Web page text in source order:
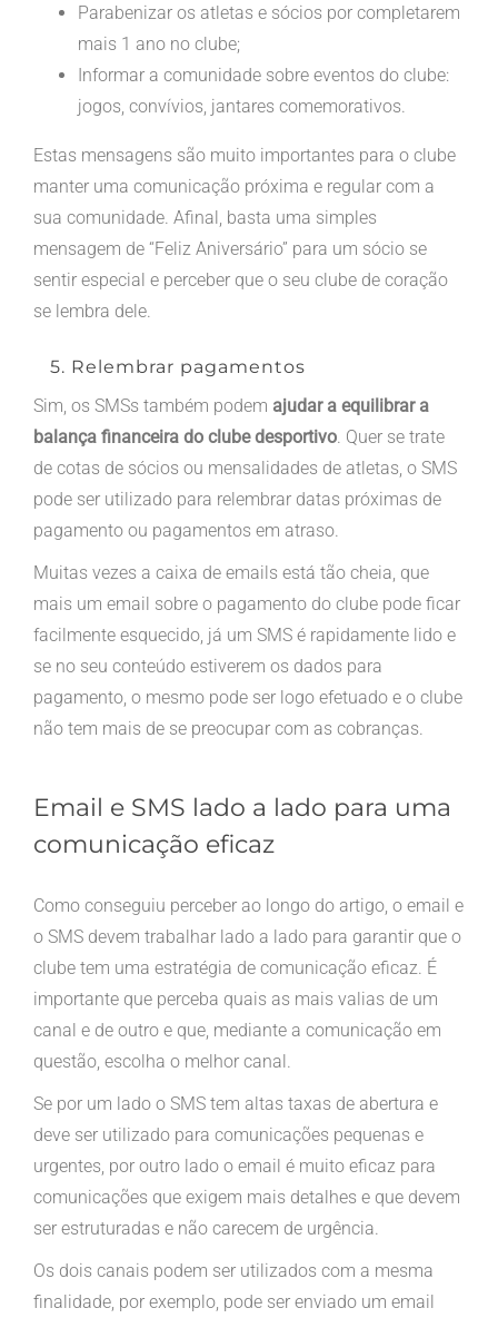
Parabenizar os atletas e sócios por completarem
mais 1 ano no clube;
Informar a comunidade sobre eventos do clube:
jogos, convívios, jantares comemorativos.
Estas mensagens são muito importantes para o clube
manter uma comunicação próxima e regular com a
sua comunidade. Afinal, basta uma simples
mensagem de “Feliz Aniversário” para um sócio se
sentir especial e perceber que o seu clube de coração
se lembra dele.
5. Relembrar pagamentos
Sim, os SMSs também podem ajudar a equilibrar a
balança financeira do clube desportivo. Quer se trate
de cotas de sócios ou mensalidades de atletas, o SMS
pode ser utilizado para relembrar datas próximas de
pagamento ou pagamentos em atraso.
Muitas vezes a caixa de emails está tão cheia, que
mais um email sobre o pagamento do clube pode ficar
facilmente esquecido, já um SMS é rapidamente lido e
se no seu conteúdo estiverem os dados para
pagamento, o mesmo pode ser logo efetuado e o clube
não tem mais de se preocupar com as cobranças.
Email e SMS lado a lado para uma
comunicação eficaz
Como conseguiu perceber ao longo do artigo, o email e
o SMS devem trabalhar lado a lado para garantir que o
clube tem uma estratégia de comunicação eficaz. É
importante que perceba quais as mais valias de um
canal e de outro e que, mediante a comunicação em
questão, escolha o melhor canal.
Se por um lado o SMS tem altas taxas de abertura e
deve ser utilizado para comunicações pequenas e
urgentes, por outro lado o email é muito eficaz para
comunicações que exigem mais detalhes e que devem
ser estruturadas e não carecem de urgência.
Os dois canais podem ser utilizados com a mesma
finalidade, por exemplo, pode ser enviado um email